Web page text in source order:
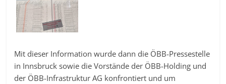
Mit dieser Information wurde dann die ÖBB-Pressestelle
in Innsbruck sowie die Vorstände der ÖBB-Holding und
der ÖBB-Infrastruktur AG konfrontiert und um